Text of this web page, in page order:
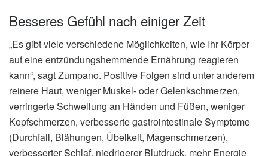
Besseres Gefühl nach einiger Zeit
„Es gibt viele verschiedene Möglichkeiten, wie Ihr Körper
auf eine entzündungshemmende Ernährung reagieren
kann“, sagt Zumpano. Positive Folgen sind unter anderem
reinere Haut, weniger Muskel- oder Gelenkschmerzen,
verringerte Schwellung an Händen und Füßen, weniger
Kopfschmerzen, verbesserte gastrointestinale Symptome
(Durchfall, Blähungen, Übelkeit, Magenschmerzen),
verbesserter Schlaf, niedrigerer Blutdruck, mehr Energie